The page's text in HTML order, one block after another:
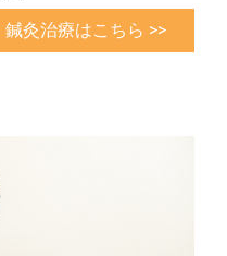
鍼灸治療はこちら >>